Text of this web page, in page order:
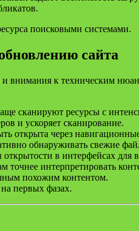
поисковыми системами.
сайта
внимания к техническим
сканируют ресурсы с
и ускоряет сканирование.
открыта через
обнаруживать свежие
в интерфейсах для
интерпретировать
похожим контентом.
первых фазах.